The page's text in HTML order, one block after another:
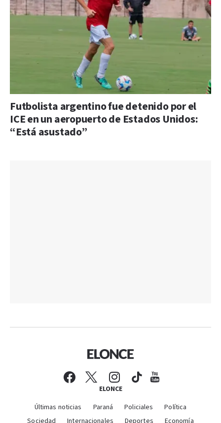
Futbolista argentino fue detenido por el
ICE en un aeropuerto de Estados Unidos:
“Está asustado”
ELONCE
Últimas noticias Paraná Policiales
Política
Sociedad
Internacionales Deportes Economía